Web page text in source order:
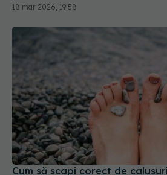
18 mar 2026, 19:58
Cum să scapi corect de